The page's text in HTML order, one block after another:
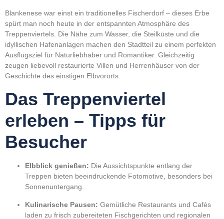
Blankenese war einst ein traditionelles Fischerdorf – dieses Erbe
spürt man noch heute in der entspannten Atmosphäre des
Treppenviertels. Die Nähe zum Wasser, die Steilküste und die
idyllischen Hafenanlagen machen den Stadtteil zu einem perfekten
Ausflugsziel für Naturliebhaber und Romantiker. Gleichzeitig
zeugen liebevoll restaurierte Villen und Herrenhäuser von der
Geschichte des einstigen Elbvororts.
Das Treppenviertel
erleben – Tipps für
Besucher
Elbblick genießen: Die Aussichtspunkte entlang der
Treppen bieten beeindruckende Fotomotive, besonders bei
Sonnenuntergang.
Kulinarische Pausen: Gemütliche Restaurants und Cafés
laden zu frisch zubereiteten Fischgerichten und regionalen